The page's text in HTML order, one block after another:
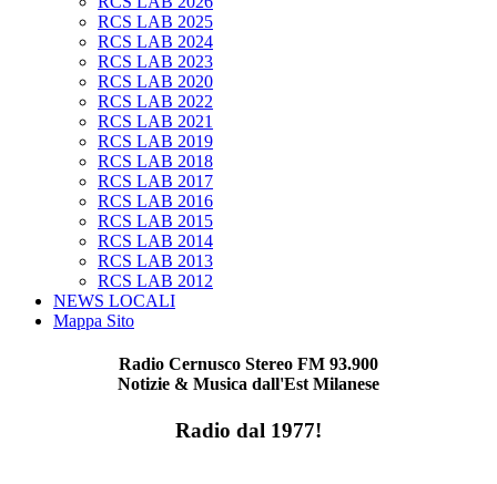
RCS LAB 2025
RCS LAB 2024
RCS LAB 2023
RCS LAB 2020
RCS LAB 2022
RCS LAB 2021
RCS LAB 2019
RCS LAB 2018
RCS LAB 2017
RCS LAB 2016
RCS LAB 2015
RCS LAB 2014
RCS LAB 2013
RCS LAB 2012
NEWS LOCALI
Mappa Sito
Radio Cernusco Stereo FM 93.900
Notizie & Musica dall'Est Milanese
Radio dal 1977!